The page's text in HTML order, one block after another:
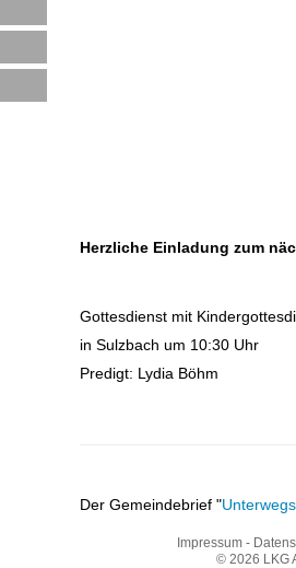
Herzliche Einladung zum
Gottesdienst mit
in Sulzbach um 10:30 Uhr
Predigt: Lydia Böhm
Der Gemeindebrief "Unterwegs
Impressum-
© 2026 LKG